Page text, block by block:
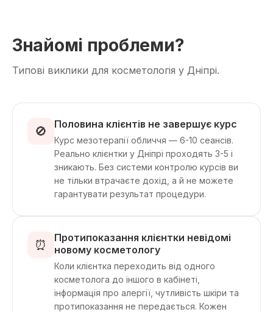
Знайомі проблеми?
Типові виклики для косметологія у Дніпрі.
🚫 Половина клієнтів не завершує курс
Курс мезотерапії обличчя — 6-10 сеансів.
Реально клієнтки у Дніпрі проходять 3-5 і
зникають. Без системи контролю курсів ви
не тільки втрачаєте дохід, а й не можете
гарантувати результат процедури.
⏰
Протипоказання клієнтки невідомі
новому косметологу
Коли клієнтка переходить від одного
косметолога до іншого в кабінеті,
інформація про алергії, чутливість шкіри та
протипоказання не передається. Кожен